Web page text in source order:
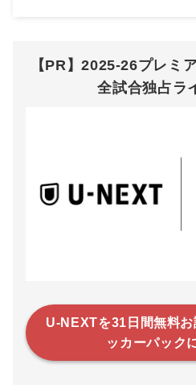
【PR】2025-26プレミ
全試合独占ラ
U-NEXTを31日間無料
ッカーパック